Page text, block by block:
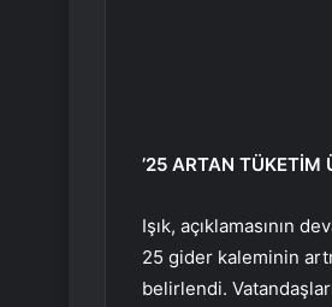
’25 ARTAN TÜKETİM
Işık, açıklamasının
25 gider kaleminin
belirlendi.